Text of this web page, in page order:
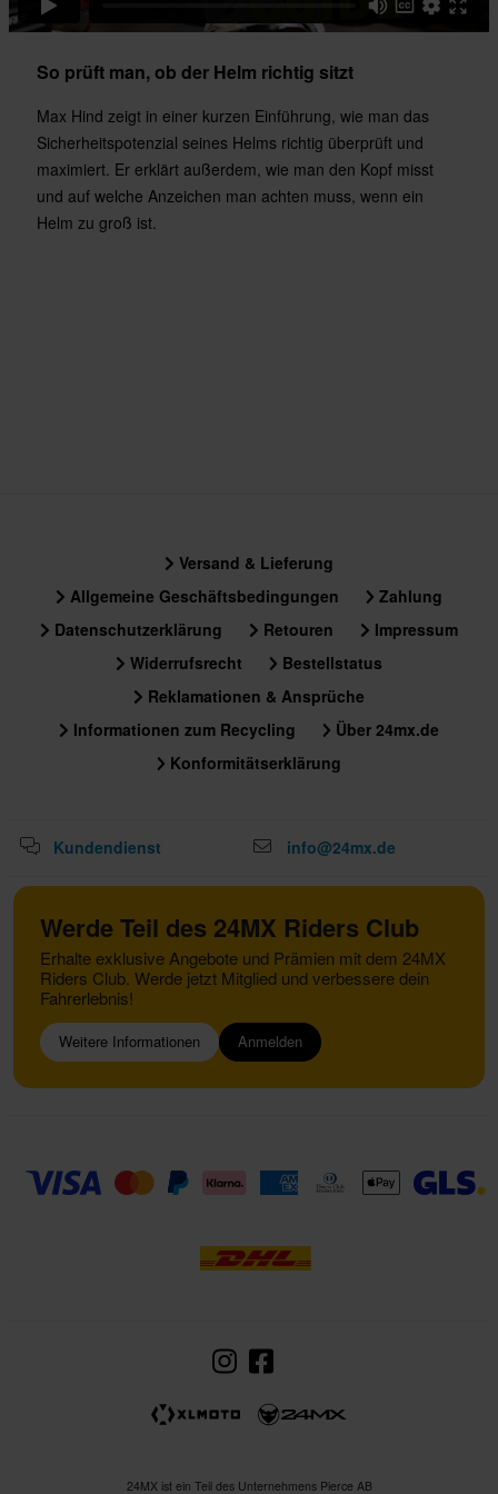
So prüft man, ob der Helm richtig sitzt
Max Hind zeigt in einer kurzen Einführung, wie man das
Sicherheitspotenzial seines Helms richtig überprüft und
maximiert. Er erklärt außerdem, wie man den Kopf misst
und auf welche Anzeichen man achten muss, wenn ein
Helm zu groß ist.
Versand & Lieferung
Allgemeine Geschäftsbedingungen
Zahlung
Datenschutzerklärung
Retouren
Impressum
Widerrufsrecht
Bestellstatus
Reklamationen & Ansprüche
Informationen zum Recycling
Über 24mx.de
Konformitätserklärung
Kundendienst info@24mx.de
Werde Teil des 24MX Riders Club
Erhalte exklusive Angebote und Prämien mit dem 24MX
Riders Club. Werde jetzt Mitglied und verbessere dein
Fahrerlebnis!
Weitere Informationen Anmelden
24MX ist ein Teil des Unternehmens Pierce AB